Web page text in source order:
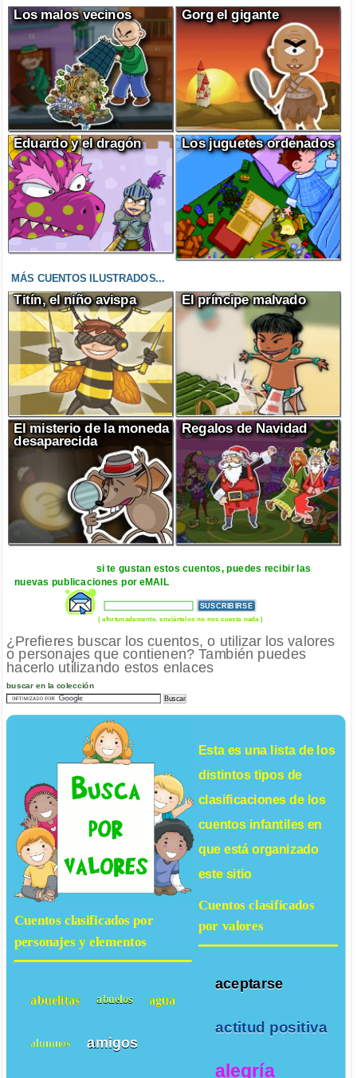
Los malos vecinos Gorg el gigante
Eduardo y el dragón Los juguetes ordenados
MÁS CUENTOS ILUSTRADOS...
Titín, el niño avispa El príncipe malvado
El misterio de la moneda
desaparecida
Regalos de Navidad
si te gustan estos cuentos, puedes recibir las
nuevas publicaciones por eMAIL
( afortunadamente, enviártelos no nos cuesta nada )
¿Prefieres buscar los cuentos, o utilizar los valores
o personajes que contienen? También puedes
hacerlo utilizando estos enlaces
buscar en la colección
Esta es una lista de los
distintos tipos de
clasificaciones de los
cuentos infantilesen
que está organizado
este sitio
Cuentos clasificados
por valores
aceptarse
actitud positiva
alegría
Cuentos clasificados por
personajes y elementos
abuelitas abuelos agua
alumnos amigos